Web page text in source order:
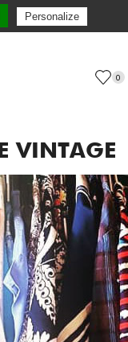
72H Max !
0
VINTAGE
Personalize